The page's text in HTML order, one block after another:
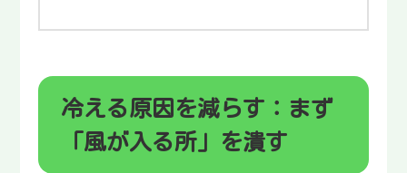
冷える原因を減らす：まず
「風が入る所」を潰す